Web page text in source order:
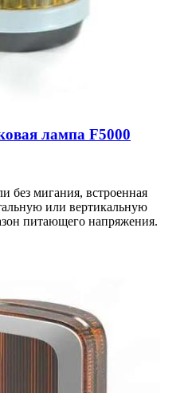
лампа F5000
без мигания, встроенная
или вертикальную
питающего напряжения.